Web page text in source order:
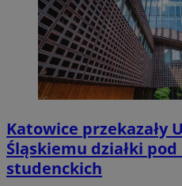
Katowice przekazały
Śląskiemu działki
studenckich